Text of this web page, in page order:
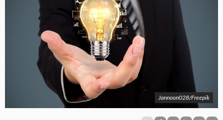
Jannoon028/Freepik